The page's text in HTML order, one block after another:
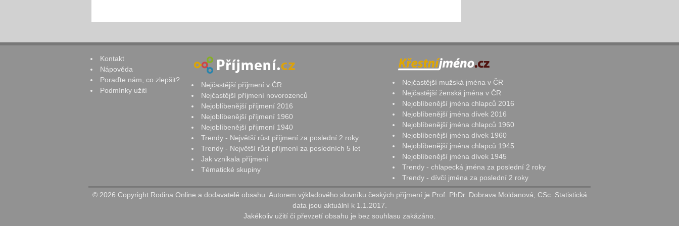
Kontakt
Nápověda
Poraďte nám, co zlepšit?
Podmínky užití
Nejčastější příjmení v ČR
Nejčastější příjmení novorozenců
Nejoblíbenější příjmení 2016
Nejoblíbenější příjmení 1960
Nejoblíbenější příjmení 1940
Trendy - Největší růst příjmení za poslední 2 roky
Trendy - Největší růst příjmení za posledních 5 let
Jak vznikala příjmení
Tématické skupiny
Nejčastější mužská jména v ČR
Nejčastější ženská jména v ČR
Nejoblíbenější jména chlapců 2016
Nejoblíbenější jména dívek 2016
Nejoblíbenější jména chlapců 1960
Nejoblíbenější jména dívek 1960
Nejoblíbenější jména chlapců 1945
Nejoblíbenější jména dívek 1945
Trendy - chlapecká jména za poslední 2 roky
Trendy - dívčí jména za poslední 2 roky
© 2026 Copyright Rodina Online a dodavatelé obsahu. Autorem výkladového slovníku českých příjmení je Prof. PhDr. Dobrava Moldanová, CSc. Statistická
data jsou aktuální k 1.1.2017.
Jakékoliv užití či převzetí obsahu je bez souhlasu zakázáno.